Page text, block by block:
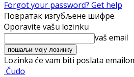
Forgot your password? Get help
Повратак изгубљене шифре
Oporavite vašu lozinku
vaš email
Lozinka će vam biti poslata
Čudo